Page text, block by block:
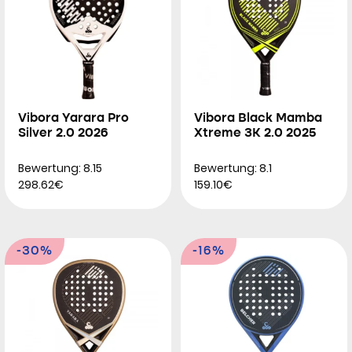
Vibora Yarara Pro
Silver 2.0 2026
Bewertung: 8.15
298.62€
Vibora Black Mamba
Xtreme 3K 2.0 2025
Bewertung: 8.1
159.10€
-30% -16%